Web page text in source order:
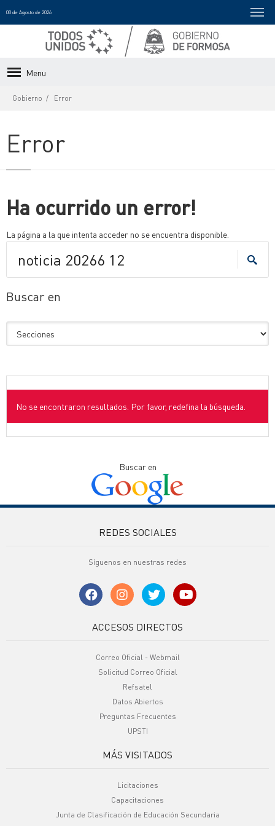
08 de Agosto de 2026
Menu
Gobierno Error
Error
Ha ocurrido un error!
La página a la que intenta acceder no se encuentra disponible.
Buscar en
No se encontraron resultados. Por favor, redefina la búsqueda.
Buscar en
REDES SOCIALES
Síguenos en nuestras redes
ACCESOS DIRECTOS
Correo Oficial - Webmail
Solicitud Correo Oficial
Refsatel
Datos Abiertos
Preguntas Frecuentes
UPSTI
MÁS VISITADOS
Licitaciones
Capacitaciones
Junta de Clasificación de Educación Secundaria